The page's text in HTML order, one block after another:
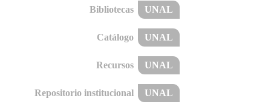
Bibliotecas UNAL
Catálogo UNAL
Recursos UNAL
Repositorio institucional UNAL